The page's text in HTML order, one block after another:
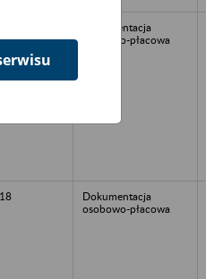
Dokumentacja
osobowo-płacowa
Dokumentacja
osobowo-płacowa